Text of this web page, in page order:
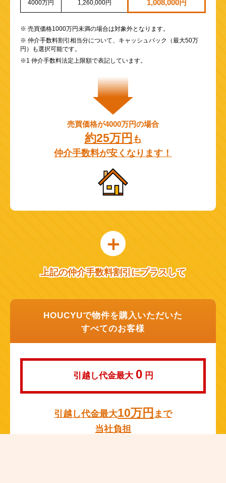
4000万円 1,260,000円 1,008,000円
※ 売買価格1000万円未満の場合は対象外となります。
※ 仲介手数料割引相当分について、キャッシュバック（最大50万
円）も選択可能です。
※1 仲介手数料法定上限額で表記しています。
売買価格が4000万円の場合
約25万円 も
仲介手数料が安くなります！
上記の仲介手数料割引にプラスして
HOUCYUで物件を購入いただいた
すべてのお客様
引越し代金最大 0 円
引越し代金最大10万円 まで
当社負担